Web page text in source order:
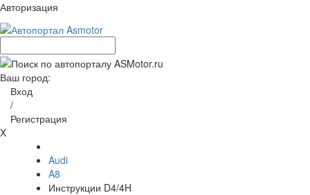
Авторизация
Ваш город:
Вход
/
Регистрация
X
Audi
A8
Инструкции D4/4H